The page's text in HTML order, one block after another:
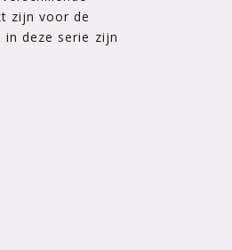
zijn voor de
deze serie zijn